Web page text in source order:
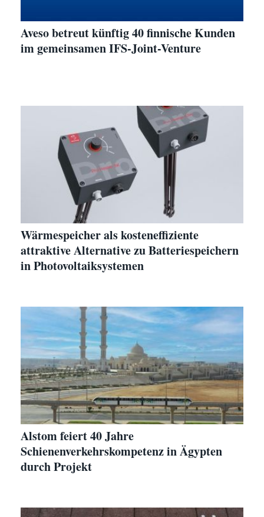
Aveso betreut künftig 40 finnische Kunden
im gemeinsamen IFS-Joint-Venture
Wärmespeicher als kosteneffiziente
attraktive Alternative zu Batteriespeichern
in Photovoltaiksystemen
Alstom feiert 40 Jahre
Schienenverkehrskompetenz in Ägypten
durch Projekt